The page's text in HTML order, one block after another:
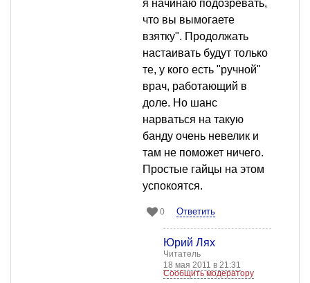
я начинаю подозревать,
что вы вымогаете
взятку". Продолжать
настаивать будут только
те, у кого есть "ручной"
врач, работающий в
доле. Но шанс
нарваться на такую
банду очень невелик и
там не поможет ничего.
Простые гайцы на этом
успокоятся.
0 Ответить
Юрий Лях
Читатель
18 мая 2011 в 21:31
Сообщить модератору